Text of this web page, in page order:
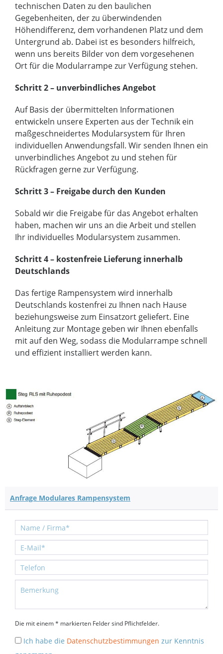
technischen Daten zu den baulichen
Gegebenheiten, der zu überwindenden
Höhendifferenz, dem vorhandenen Platz und dem
Untergrund ab. Dabei ist es besonders hilfreich,
wenn uns bereits Bilder von dem vorgesehenen
Ort für die Modularrampe zur Verfügung stehen.
Schritt 2 – unverbindliches Angebot
Auf Basis der übermittelten Informationen
entwickeln unsere Experten aus der Technik ein
maßgeschneidertes Modularsystem für Ihren
individuellen Anwendungsfall. Wir senden Ihnen ein
unverbindliches Angebot zu und stehen für
Rückfragen gerne zur Verfügung.
Schritt 3 – Freigabe durch den Kunden
Sobald wir die Freigabe für das Angebot erhalten
haben, machen wir uns an die Arbeit und stellen
Ihr individuelles Modularsystem zusammen.
Schritt 4 – kostenfreie Lieferung innerhalb
Deutschlands
Das fertige Rampensystem wird innerhalb
Deutschlands kostenfrei zu Ihnen nach Hause
beziehungsweise zum Einsatzort geliefert. Eine
Anleitung zur Montage geben wir Ihnen ebenfalls
mit auf den Weg, sodass die Modularrampe schnell
und effizient installiert werden kann.
Anfrage Modulares Rampensystem
Die mit einem * markierten Felder sind Pflichtfelder.
Ich habe die Datenschutzbestimmungen zur Kenntnis